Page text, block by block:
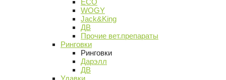
ECO
WOGY
Jack&King
ДВ
Прочие вет.препараты
Ринговки
Ринговки
Дарэлл
ДВ
Удавки